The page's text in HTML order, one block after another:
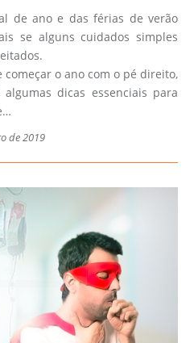
de ano e das férias de verão
se alguns cuidados simples
o ano com o pé direito,
dicas essenciais para
de 2019